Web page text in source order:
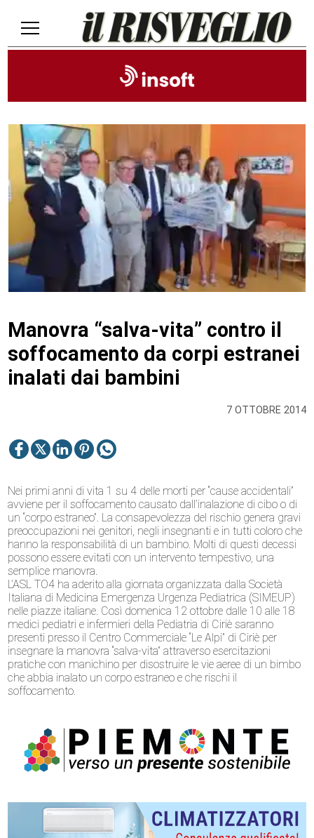
7 OTTOBRE 2014
Manovra “salva-vita” contro il
soffocamento da corpi estranei
inalati dai bambini
Nei primi anni di vita 1 su 4 delle morti per “cause accidentali”
avviene per il soffocamento causato dall’inalazione di cibo o di
un “corpo estraneo”. La consapevolezza del rischio genera gravi
preoccupazioni nei genitori, negli insegnanti e in tutti coloro che
hanno la responsabilità di un bambino. Molti di questi decessi
possono essere evitati con un intervento tempestivo, una
semplice manovra.
L’ASL TO4 ha aderito alla giornata organizzata dalla Società
Italiana di Medicina Emergenza Urgenza Pediatrica (SIMEUP)
nelle piazze italiane. Così domenica 12 ottobre dalle 10 alle 18
medici pediatri e infermieri della Pediatria di Ciriè saranno
presenti presso il Centro Commerciale “Le Alpi” di Ciriè per
insegnare la manovra “salva-vita” attraverso esercitazioni
pratiche con manichino per disostruire le vie aeree di un bimbo
che abbia inalato un corpo estraneo e che rischi il
soffocamento.